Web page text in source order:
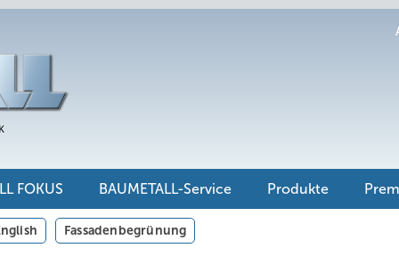
FOKUS BAUMETALL-Service Produkte
Fassadenbegrünung